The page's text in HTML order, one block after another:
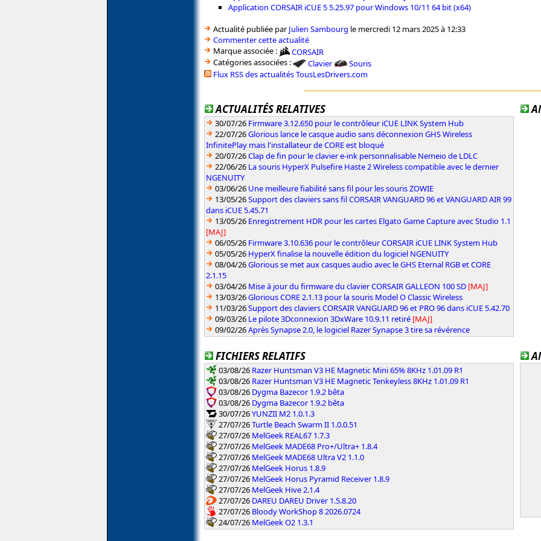
Application CORSAIR iCUE 5 5.25.97 pour Windows 10/11 64 bit (x64)
Actualité publiée parJulien Sambourg le mercredi 12 mars 2025 à 12:33
Commenter cette actualité
Marque associée :
CORSAIR
Catégories associées :
Clavier
Souris
Flux RSS des actualités TousLesDrivers.com
ACTUALITÉS RELATIVES
30/07/26 Firmware 3.12.650 pour le contrôleur iCUE LINK System Hub
22/07/26Glorious lance le casque audio sans déconnexion GHS Wireless
InfinitePlay mais l'installateur de CORE est bloqué
20/07/26Clap de fin pour le clavier e-ink personnalisable Nemeio de LDLC
22/06/26 La souris HyperX Pulsefire Haste 2 Wireless compatible avec le dernier
NGENUITY
03/06/26 Une meilleure fiabilité sans fil pour les souris ZOWIE
13/05/26Support des claviers sans fil CORSAIR VANGUARD 96 et VANGUARD AIR 99
dans iCUE 5.45.71
13/05/26 Enregistrement HDR pour les cartes Elgato Game Capture avec Studio 1.1
[MAJ]
06/05/26 Firmware 3.10.636 pour le contrôleur CORSAIR iCUE LINK System Hub
05/05/26 HyperX finalise la nouvelle édition du logiciel NGENUITY
08/04/26Glorious se met aux casques audio avec le GHS Eternal RGB et CORE
2.1.15
03/04/26 Mise à jour du firmware du clavier CORSAIR GALLEON 100 SD [MAJ]
13/03/26Glorious CORE 2.1.13 pour la souris Model O Classic Wireless
11/03/26Support des claviers CORSAIR VANGUARD 96 et PRO 96 dans iCUE 5.42.70
09/03/26 Le pilote 3Dconnexion 3DxWare 10.9.11 retiré [MAJ]
09/02/26Après Synapse 2.0, le logiciel Razer Synapse 3 tire sa révérence
FICHIERS RELATIFS
03/08/26 Razer Huntsman V3 HE Magnetic Mini 65% 8KHz 1.01.09 R1
03/08/26 Razer Huntsman V3 HE Magnetic Tenkeyless 8KHz 1.01.09 R1
03/08/26 Dygma Bazecor 1.9.2 bêta
03/08/26 Dygma Bazecor 1.9.2 bêta
30/07/26YUNZII M2 1.0.1.3
27/07/26Turtle Beach Swarm II 1.0.0.51
27/07/26 MelGeek REAL67 1.7.3
27/07/26 MelGeek MADE68 Pro+/Ultra+ 1.8.4
27/07/26 MelGeek MADE68 Ultra V2 1.1.0
27/07/26 MelGeek Horus 1.8.9
27/07/26 MelGeek Horus Pyramid Receiver 1.8.9
27/07/26 MelGeek Hive 2.1.4
27/07/26 DAREU DAREU Driver 1.5.8.20
27/07/26 Bloody WorkShop 8 2026.0724
24/07/26 MelGeek O2 1.3.1